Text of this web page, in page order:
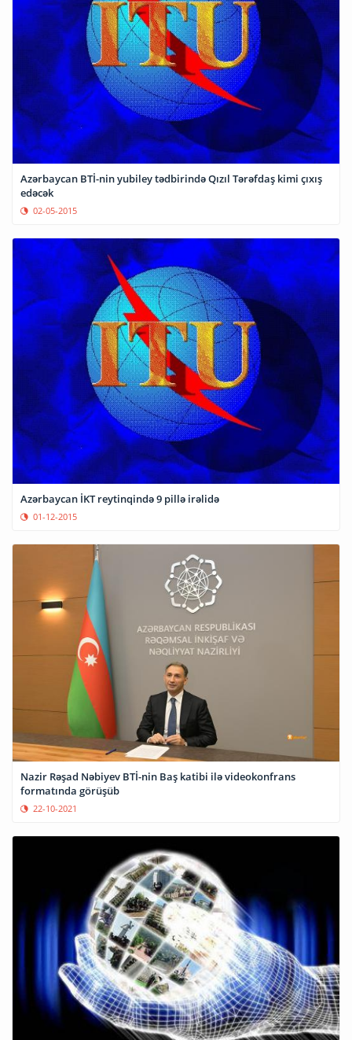
Azərbaycan BTİ-nin yubiley tədbirində Qızıl Tərəfdaş kimi çıxış
edəcək
02-05-2015
Azərbaycan İKT reytinqində 9 pillə irəlidə
01-12-2015
Nazir Rəşad Nəbiyev BTİ-nin Baş katibi ilə videokonfrans
formatında görüşüb
22-10-2021